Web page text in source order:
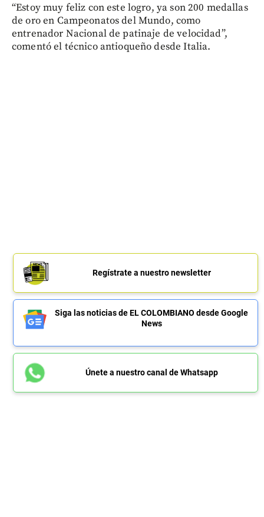
“Estoy muy feliz con este logro, ya son 200 medallas
de oro en Campeonatos del Mundo, como
entrenador Nacional de patinaje de velocidad”,
comentó el técnico antioqueño desde Italia.
Regístrate a nuestro newsletter
Siga las noticias de EL COLOMBIANO desde Google
News
Únete a nuestro canal de Whatsapp